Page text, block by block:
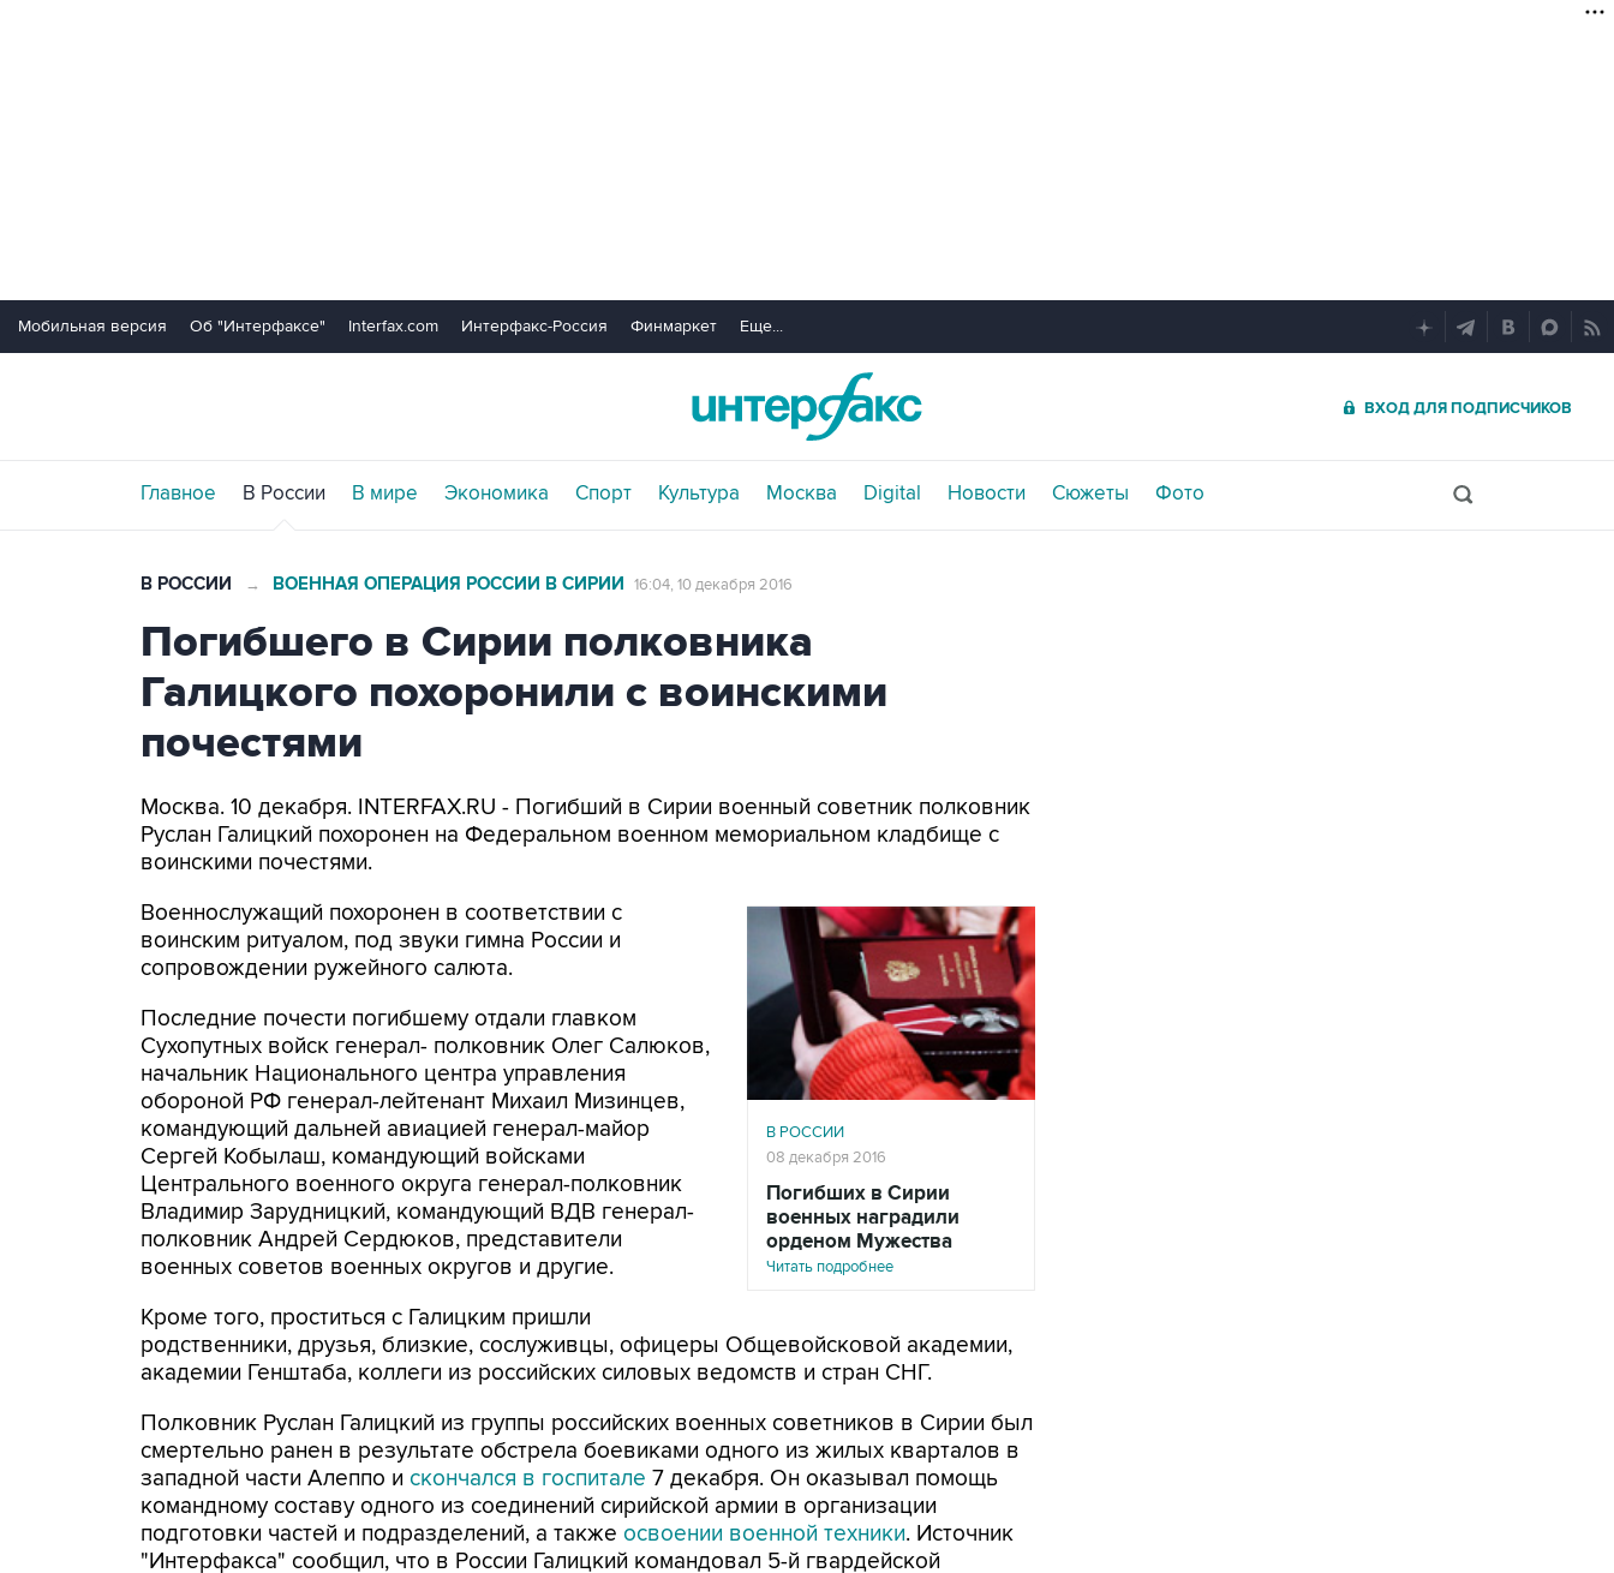
Мобильная версия Об "Интерфаксе" Interfax.com Интерфакс-Россия Финмаркет Еще...
ВХОД ДЛЯ ПОДПИСЧИКОВ
Главное В России В мире Экономика Спорт Культура Москва Digital Новости Сюжеты Фото
В РОССИИ → ВОЕННАЯ ОПЕРАЦИЯ РОССИИ В СИРИИ 16:04, 10 декабря 2016
Погибшего в Сирии полковника
Галицкого похоронили с воинскими
почестями
Москва. 10 декабря. INTERFAX.RU - Погибший в Сирии военный советник полковник
Руслан Галицкий похоронен на Федеральном военном мемориальном кладбище с
воинскими почестями.
В РОССИИ
08 декабря 2016
Погибших в Сирии
военных наградили
орденом Мужества
Читать подробнее
Военнослужащий похоронен в соответствии с
воинским ритуалом, под звуки гимна России и
сопровождении ружейного салюта.
Последние почести погибшему отдали главком
Сухопутных войск генерал- полковник Олег Салюков,
начальник Национального центра управления
обороной РФ генерал-лейтенант Михаил Мизинцев,
командующий дальней авиацией генерал-майор
Сергей Кобылаш, командующий войсками
Центрального военного округа генерал-полковник
Владимир Зарудницкий, командующий ВДВ генерал-
полковник Андрей Сердюков, представители
военных советов военных округов и другие.
Кроме того, проститься с Галицким пришли
родственники, друзья, близкие, сослуживцы, офицеры Общевойсковой академии,
академии Генштаба, коллеги из российских силовых ведомств и стран СНГ.
Полковник Руслан Галицкий из группы российских военных советников в Сирии был
смертельно ранен в результате обстрела боевиками одного из жилых кварталов в
западной части Алеппо и скончался в госпитале 7 декабря. Он оказывал помощь
командному составу одного из соединений сирийской армии в организации
подготовки частей и подразделений, а также освоении военной техники. Источник
"Интерфакса" сообщил, что в России Галицкий командовал 5-й гвардейской